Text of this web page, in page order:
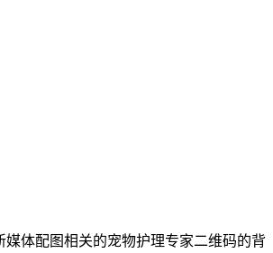
媒体配图相关的宠物护理专家二维码的背